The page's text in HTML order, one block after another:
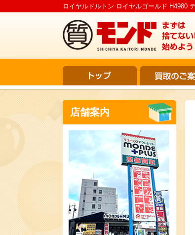
ロイヤルドルトン ロイヤルゴールド H4980
店舗案内